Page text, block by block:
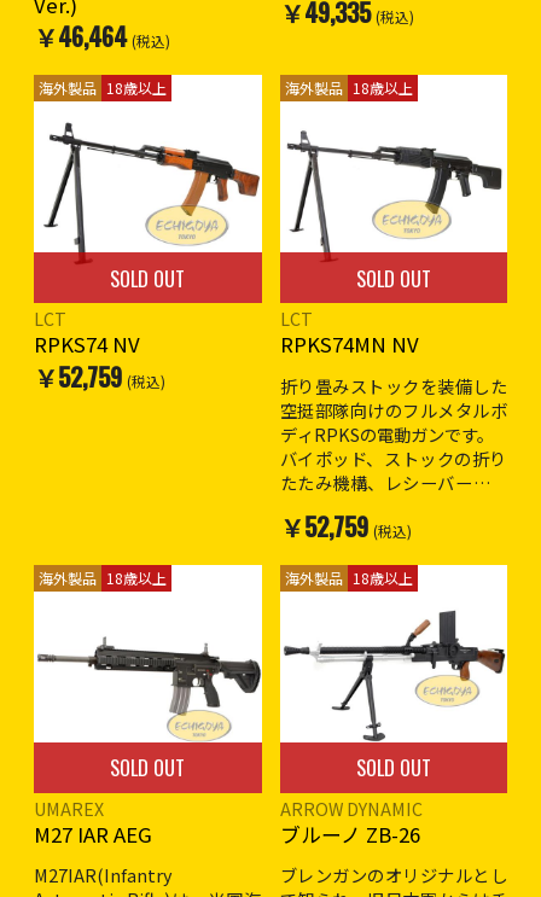
※充電器、バッテリーは付属
※構造上、マガジンを差し込
を数回引くと故障の原因とな
るとの情報がございます。
排莢部のダストカバーが内部
で引っかかり戻らなくなると
のことです。ご注意くださ
い。
※海外製品のため作動や外観
(外装の塗装や仕上げ)など日
本製エアガンよりも著しく劣
る場合の物がございます。
輸出元での細かな傷塗装ハゲ
などある場合があります。ご
了承の上ご購入お願いしま
す。
※こちらの商品は送料2,000
円になります。
※18歳以上対象
￥46,464 (税込)
￥49,335 (税込)
海外製品 18歳以上
SOLD OUT
LCT
RPKS74 NV
￥52,759 (税込)
海外製品 18歳以上
SOLD OUT
LCT
RPKS74MN NV
折り畳みストックを装備した
空挺部隊向けのフルメタルボ
ディRPKSの電動ガンです。
バイポッド、ストックの折り
たたみ機構、レシーバーの左
備、実銃同様のスチールプレ
おります。
ズマガジン装着可能です。
全長 : 840mm / 1,060mm
重量 : 4,480g
装弾数 : 450発
インナーバレル長 : 610mm
バッテリーはスティックタイ
プバッテリーを使用(ミニコネ
クター)
※こちらの商品は送料2,000
￥52,759 (税込)
海外製品 18歳以上
SOLD OUT
UMAREX
M27 IAR AEG
M27IAR(Infantry
海外製品 18歳以上
SOLD OUT
ARROW DYNAMIC
ブルーノ ZB-26
ブレンガンのオリジナルとし